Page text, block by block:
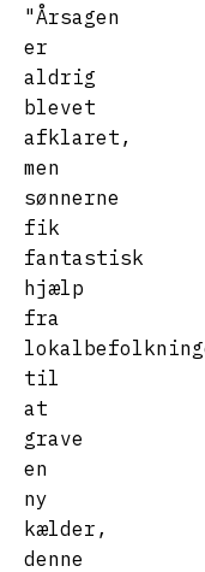
"Årsagen
er
aldrig
blevet
afklaret,
men
sønnerne
fik
fantastisk
hjælp
fra
til
at
grave
en
ny
kælder,
denne